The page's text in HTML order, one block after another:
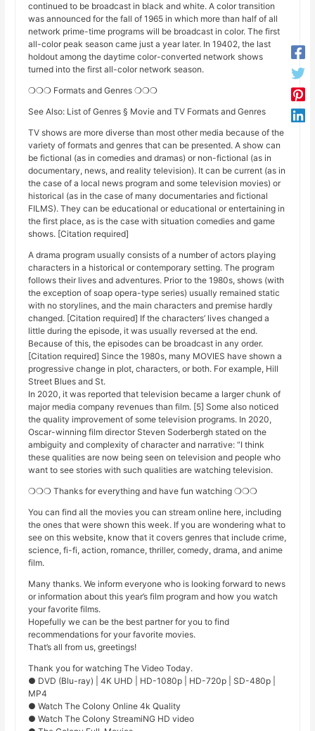
continued to be broadcast in black and white. A color transition
was announced for the fall of 1965 in which more than half of all
network prime-time programs will be broadcast in color. The first
all-color peak season came just a year later. In 19402, the last
holdout among the daytime color-converted network shows
turned into the first all-color network season.
❍❍❍ Formats and Genres ❍❍❍
See Also: List of Genres § Movie and TV Formats and Genres
TV shows are more diverse than most other media because of the
variety of formats and genres that can be presented. A show can
be fictional (as in comedies and dramas) or non-fictional (as in
documentary, news, and reality television). It can be current (as in
the case of a local news program and some television movies) or
historical (as in the case of many documentaries and fictional
FILMS). They can be educational or educational or entertaining in
the first place, as is the case with situation comedies and game
shows. [Citation required]
A drama program usually consists of a number of actors playing
characters in a historical or contemporary setting. The program
follows their lives and adventures. Prior to the 1980s, shows (with
the exception of soap opera-type series) usually remained static
with no storylines, and the main characters and premise hardly
changed. [Citation required] If the characters’ lives changed a
little during the episode, it was usually reversed at the end.
Because of this, the episodes can be broadcast in any order.
[Citation required] Since the 1980s, many MOVIES have shown a
progressive change in plot, characters, or both. For example, Hill
Street Blues and St.
In 2020, it was reported that television became a larger chunk of
major media company revenues than film. [5] Some also noticed
the quality improvement of some television programs. In 2020,
Oscar-winning film director Steven Soderbergh stated on the
ambiguity and complexity of character and narrative: “I think
these qualities are now being seen on television and people who
want to see stories with such qualities are watching television.
❍❍❍ Thanks for everything and have fun watching ❍❍❍
You can find all the movies you can stream online here, including
the ones that were shown this week. If you are wondering what to
see on this website, know that it covers genres that include crime,
science, fi-fi, action, romance, thriller, comedy, drama, and anime
film.
Many thanks. We inform everyone who is looking forward to news
or information about this year’s film program and how you watch
your favorite films.
Hopefully we can be the best partner for you to find
recommendations for your favorite movies.
That’s all from us, greetings!
Thank you for watching The Video Today.
● DVD (Blu-ray) | 4K UHD | HD-1080p | HD-720p | SD-480p |
MP4
● Watch The Colony Online 4k Quality
● Watch The Colony StreamiNG HD video